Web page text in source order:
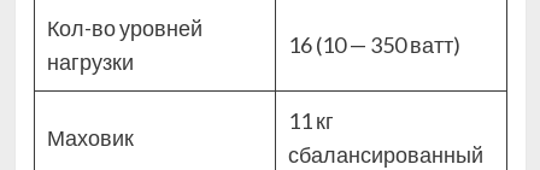
Кол-во уровней
нагрузки
16 (10 — 350 ватт)
Маховик
11 кг
сбалансированный